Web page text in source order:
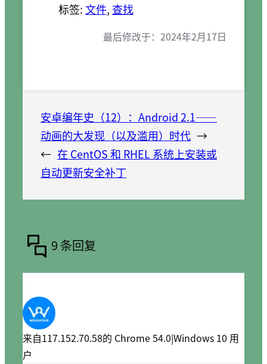
标签:文件, 查找
最后修改于： 2024年2月17日
安卓编年史（12）：Android 2.1——
动画的大发现（以及滥用）时代 →
← 在 CentOS 和 RHEL 系统上安装或
自动更新安全补丁
9 条回复
来自117.152.70.58的 Chrome 54.0|Windows 10 用
户